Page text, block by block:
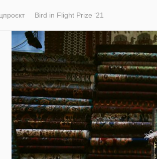
Bird in Flight Prize ‘21
Фотопроєкт Новини Світ Архітектура